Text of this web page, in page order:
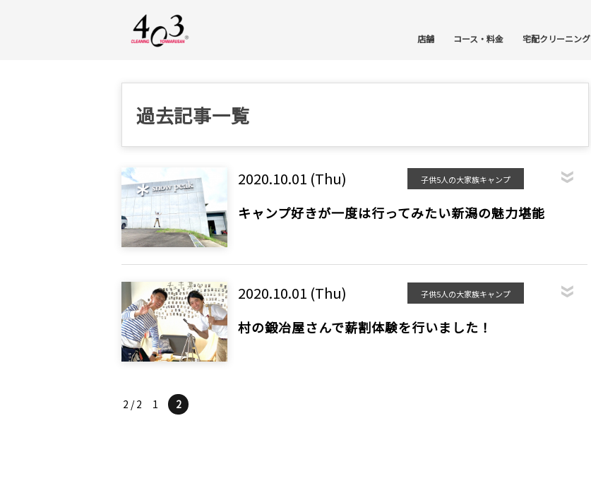
店舗 コース・料金 宅配クリーニング
過去記事一覧
2020.10.01 (Thu) 子供5人の大家族キャンプ
キャンプ好きが一度は行ってみたい新潟の魅力堪能
2020.10.01 (Thu) 子供5人の大家族キャンプ
村の鍛冶屋さんで薪割体験を行いました！
2 / 2 1 2